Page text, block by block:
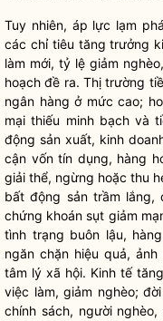
Tuy nhiên, áp lực lạm
các chỉ tiêu tăng trưởng
làm mới, tỷ lệ giảm
hoạch đề ra. Thị trường
ngân hàng ở mức cao;
mại thiếu minh bạch và
động sản xuất, kinh
cận vốn tín dụng, hàng
giải thể, ngừng hoặc thu
bất động sản trầm lắng,
chứng khoán sụt giảm
tình trạng buôn lậu,
ngăn chặn hiệu quả,
tâm lý xã hội. Kinh tế
việc làm, giảm nghèo;
chính sách, người